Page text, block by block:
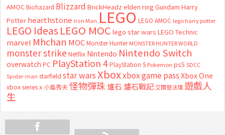
AMOC Biohazard Blizzard BrickHeadz elden ring Gundam Harry
Potter hearthstone Iron Man LEGO LEGO AMOC lego harry potter
LEGO Ideas LEGO MOC lego star wars LEGO Technic
marvel Mhchan MOC Monster Hunter MONSTER HUNTER WORLD
monster strike Netflix Nintendo Nintendo Switch
overwatch PC PlayStation 4 PlayStation 5 Pokemon ps5 SDCC
Spider-man starfield star warsXboxxbox game passXbox One
xbox series x 小島秀夫怪物彈珠 爐石 爐石戰記艾爾登法環 遊戲人
生